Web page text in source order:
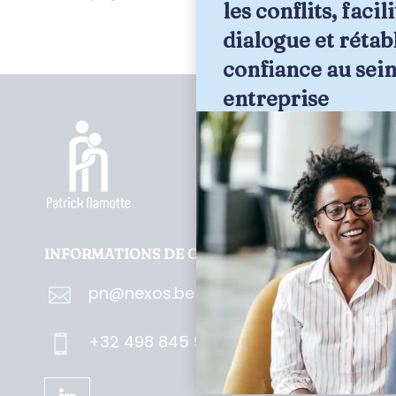
INFORMATIONS DE CONTACT
 pn@nexos.be
 +32 498 845 929
les conflits,
dialogue et
confiance au
entreprise